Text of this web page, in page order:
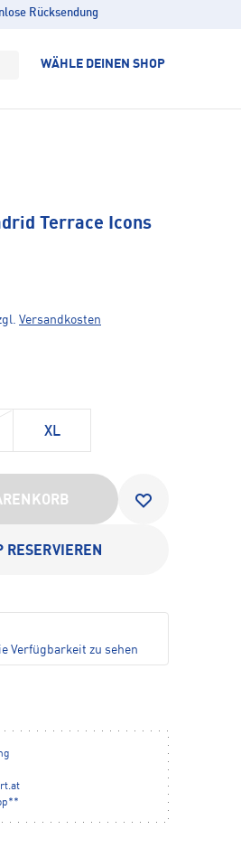
Rücksendung
WÄHLE DEINEN SHOP
Terrace Icons
Versandkosten
XL
RESERVIEREN
Verfügbarkeit zu sehen